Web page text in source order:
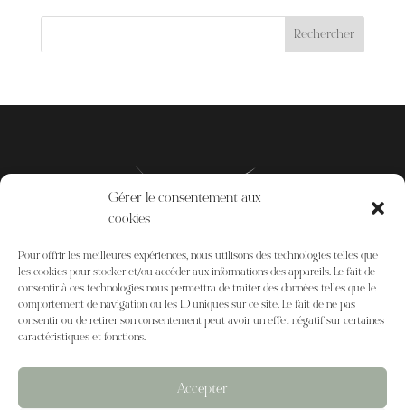
Gérer le consentement aux
cookies
Pour offrir les meilleures expériences, nous utilisons des technologies telles que
les cookies pour stocker et/ou accéder aux informations des appareils. Le fait de
consentir à ces technologies nous permettra de traiter des données telles que le
comportement de navigation ou les ID uniques sur ce site. Le fait de ne pas
consentir ou de retirer son consentement peut avoir un effet négatif sur certaines
caractéristiques et fonctions.
Accepter